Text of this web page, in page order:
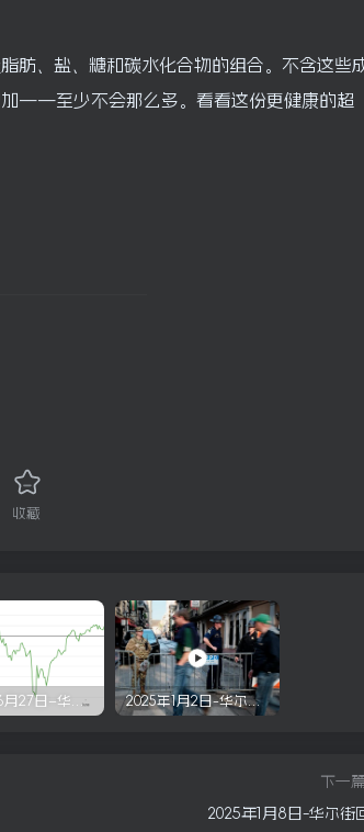
肪、盐、糖和碳水化合物的组合。不含这些
加——至少不会那么多。看看这份更健康的超
收藏
2025年6月27日–华尔街回顾 2025年1月2日-华尔街回顾
下一
2025年1月8日-华尔街